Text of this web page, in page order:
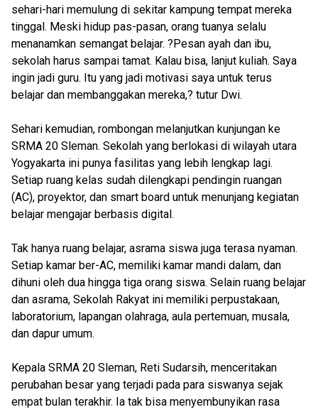
sehari-hari memulung di sekitar kampung tempat mereka
tinggal. Meski hidup pas-pasan, orang tuanya selalu
menanamkan semangat belajar. ?Pesan ayah dan ibu,
sekolah harus sampai tamat. Kalau bisa, lanjut kuliah. Saya
ingin jadi guru. Itu yang jadi motivasi saya untuk terus
belajar dan membanggakan mereka,? tutur Dwi.
Sehari kemudian, rombongan melanjutkan kunjungan ke
SRMA 20 Sleman. Sekolah yang berlokasi di wilayah utara
Yogyakarta ini punya fasilitas yang lebih lengkap lagi.
Setiap ruang kelas sudah dilengkapi pendingin ruangan
(AC), proyektor, dan smart board untuk menunjang kegiatan
belajar mengajar berbasis digital.
Tak hanya ruang belajar, asrama siswa juga terasa nyaman.
Setiap kamar ber-AC, memiliki kamar mandi dalam, dan
dihuni oleh dua hingga tiga orang siswa. Selain ruang belajar
dan asrama, Sekolah Rakyat ini memiliki perpustakaan,
laboratorium, lapangan olahraga, aula pertemuan, musala,
dan dapur umum.
Kepala SRMA 20 Sleman, Reti Sudarsih, menceritakan
perubahan besar yang terjadi pada para siswanya sejak
empat bulan terakhir. Ia tak bisa menyembunyikan rasa